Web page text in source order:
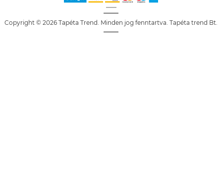
Copyright © 2026 Tapéta Trend. Minden jog fenntartva. Tapéta trend Bt.